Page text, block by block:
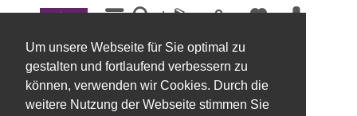
Um unsere Webseite für Sie optimal zu
gestalten und fortlaufend verbessern zu
können, verwenden wir Cookies. Durch die
weitere Nutzung der Webseite stimmen Sie
Menü
Federartikel
Filtern